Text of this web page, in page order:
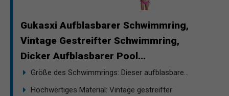
Gukasxi Aufblasbarer Schwimmring,
Vintage Gestreifter Schwimmring,
Dicker Aufblasbarer Pool...
Größe des Schwimmrings: Dieser aufblasbare...
Hochwertiges Material: Vintage gestreifter